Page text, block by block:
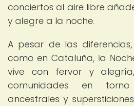
conciertos al aire libre
y alegre a la noche.
A pesar de las
como en Cataluña, la
vive con fervor y
comunidades en
ancestrales y